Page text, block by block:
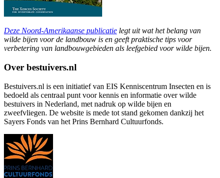
Deze Noord-Amerikaanse publicatie legt uit wat het belang van
wilde bijen voor de landbouw is en geeft praktische tips voor
verbetering van landbouwgebieden als leefgebied voor wilde bijen.
Over bestuivers.nl
Bestuivers.nl is een initiatief van EIS Kenniscentrum Insecten en is
bedoeld als centraal punt voor kennis en informatie over wilde
bestuivers in Nederland, met nadruk op wilde bijen en
zweefvliegen. De website is mede tot stand gekomen dankzij het
Sayers Fonds van het Prins Bernhard Cultuurfonds.